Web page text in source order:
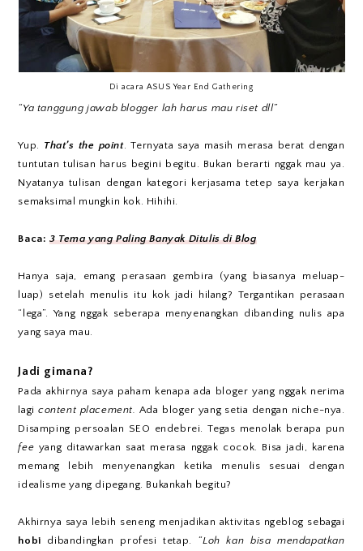
Di acara ASUS Year End Gathering
“Ya tanggung jawab blogger lah harus mau riset dll”
Yup. That’s the point. Ternyata saya masih merasa berat dengan
tuntutan tulisan harus begini begitu. Bukan berarti nggak mau ya.
Nyatanya tulisan dengan kategori kerjasama tetep saya kerjakan
semaksimal mungkin kok. Hihihi.
Baca:3 Tema yang Paling Banyak Ditulis di Blog
Hanya saja, emang perasaan gembira (yang biasanya meluap-
luap) setelah menulis itu kok jadi hilang? Tergantikan perasaan
“lega”. Yang nggak seberapa menyenangkan dibanding nulis apa
yang saya mau.
Jadi gimana?
Pada akhirnya saya paham kenapa ada bloger yang nggak nerima
lagicontent placement. Ada bloger yang setia dengan niche-nya.
Disamping persoalan SEO endebrei. Tegas menolak berapa pun
fee yang ditawarkan saat merasa nggak cocok. Bisa jadi, karena
memang lebih menyenangkan ketika menulis sesuai dengan
idealisme yang dipegang. Bukankah begitu?
Akhirnya saya lebih seneng menjadikan aktivitas ngeblog sebagai
hobi dibandingkan profesi tetap. “Loh kan bisa mendapatkan